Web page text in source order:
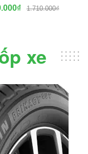
1.710.000₫
xe